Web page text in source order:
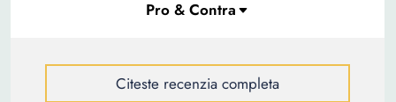
Citeste recenzia completa